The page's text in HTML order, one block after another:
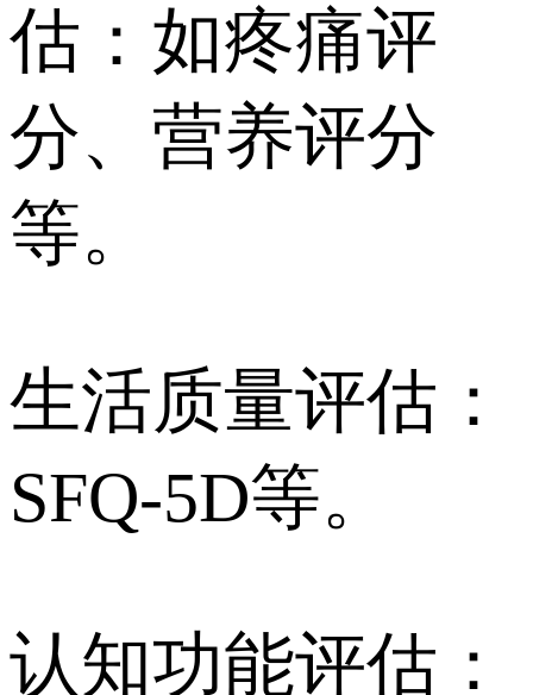
估：如疼痛评
分、营养评分
等。
生活质量评估：
SFQ-5D等。
认知功能评估：